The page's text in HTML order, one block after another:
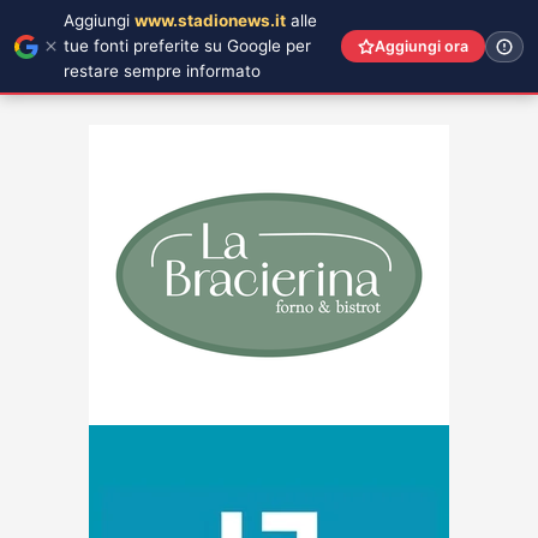
Aggiungi www.stadionews.it alle
tue fonti preferite su Google per
restare sempre informato
Aggiungi ora